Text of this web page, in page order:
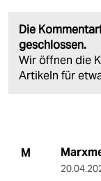
Die
geschlossen.
Wir öffnen die
Artikeln für
M